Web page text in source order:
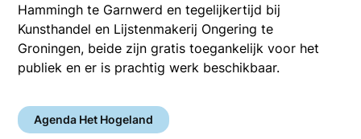
Hammingh te Garnwerd en tegelijkertijd bij
Kunsthandel en Lijstenmakerij Ongering te
Groningen, beide zijn gratis toegankelijk voor het
publiek en er is prachtig werk beschikbaar.
Agenda Het Hogeland